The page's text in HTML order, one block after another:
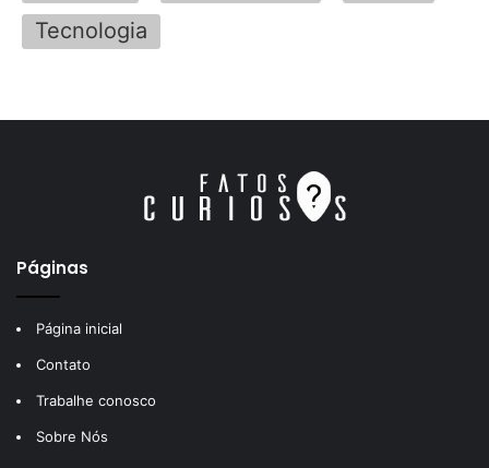
Tecnologia
Páginas
Página inicial
Contato
Trabalhe conosco
Sobre Nós